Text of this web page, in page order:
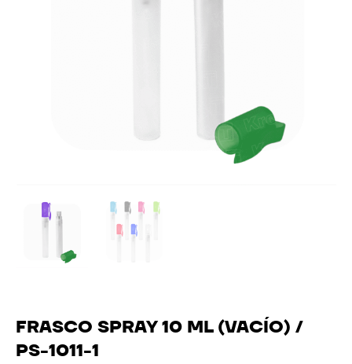
FRASCO SPRAY 10 ML (VACÍO) /
PS-1011-1